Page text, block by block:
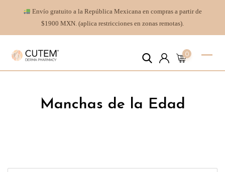
Envío gratuito a la República Mexicana en compras a partir de
$1900 MXN. (aplica restricciones en zonas remotas).
0
Manchas de la Edad